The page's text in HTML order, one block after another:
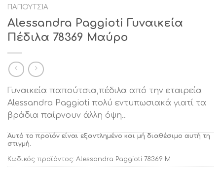
ΠΑΠΟΎΤΣΙΑ
Alessandra Paggioti Γυναικεία
Πέδιλα 78369 Μαύρο
Γυναικεία παπούτσια,πέδιλα από την εταιρεία
Alessandra Paggioti πολύ εντυπωσιακά γιατί τα
βράδια παίρνουν άλλη όψη..
Αυτό το προϊόν είναι εξαντλημένο και μή διαθέσιμο αυτή τη
στιγμή.
Κωδικός προϊόντος: Alessandra Paggioti 78369 Μ